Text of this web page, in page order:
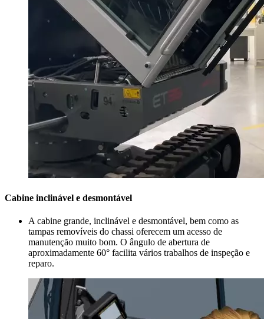
Cabine inclinável e desmontável
A cabine grande, inclinável e desmontável, bem como as
tampas removíveis do chassi oferecem um acesso de
manutenção muito bom. O ângulo de abertura de
aproximadamente 60° facilita vários trabalhos de inspeção e
reparo.